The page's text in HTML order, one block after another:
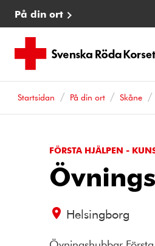
På din ort
Startsidan På din ort Skåne
FÖRSTA HJÄLPEN -
Helsingborg